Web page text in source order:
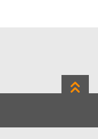
Zum